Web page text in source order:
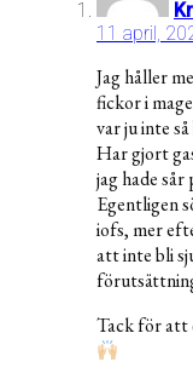
11 april,
Jag håller
fickor i
var ju inte
Har gjort
jag hade
Egentligen
iofs, mer
att inte bli
Tack för att